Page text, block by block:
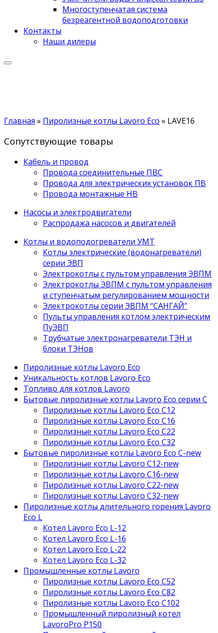
Многоступенчатая система
безреагентной водоподготовки
Контакты
Наши дилеры
Главная » Пиролизные котлы Lavoro Eco » LAVE16
Сопутствующие товары
Кабель и провод
Провода соединительные ПВС
Провода для электрических установок ПВ
Провода монтажные НВ
Насосы и электродвигатели
Распродажа насосов и двигателей
Котлы и водоподогреватели УМТ
Котлы электрические (водонагреватели)
серии ЭВП
Электрокотлы с пультом управления ЭВПМ
Электрокотлы ЭВПМ с пультом управления
и ступенчатым регулированием мощности
Электрокотлы серии ЭВПМ “САНГАЙ”
Пyльты yпрaвления кoтлoм электрическим
ПyЭВП
Трубчатые электронагреватели ТЭН и
блоки ТЭНов
Пиролизные котлы Lavoro Eco
Уникальность котлов Lavoro Eco
Топливо для котлов Lavoro
Бытовые пиролизные котлы Lavoro Eco серии С
Пиролизные котлы Lavoro Eco С12
Пиролизные котлы Lavoro Eco С16
Пиролизные котлы Lavoro Eco С22
Пиролизные котлы Lavoro Eco С32
Бытовые пиролизные котлы Lavoro Eco C-new
Пиролизные котлы Lavoro C12-new
Пиролизные котлы Lavoro C16-new
Пиролизные котлы Lavoro C22-new
Пиролизные котлы Lavoro C32-new
Пиролизные котлы длительного горения Lavoro
Eco L
Котел Lavoro Eco L-12
Котел Lavoro Eco L-16
Котел Lavoro Eco L-22
Котел Lavoro Eco L-32
Промышленные котлы Lavoro
Пиролизные котлы Lavoro Eco С52
Пиролизные котлы Lavoro Eco С82
Пиролизные котлы Lavoro Eco С102
Промышленный пиролизный котел
LavoroPro P150